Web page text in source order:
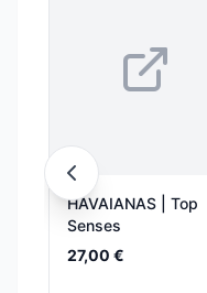
HAVAIANAS | Top
Senses
27,00 €